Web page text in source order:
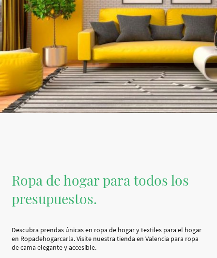
Ropa de hogar para todos los
presupuestos.
Descubra prendas únicas en ropa de hogar y textiles para el hogar
en Ropadehogarcarla. Visite nuestra tienda en Valencia para ropa
de cama elegante y accesible.